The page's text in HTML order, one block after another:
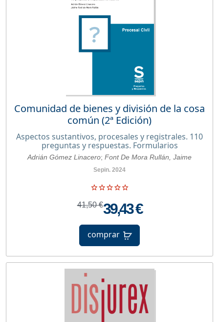
Comunidad de bienes y división de la cosa
común (2ª Edición)
Aspectos sustantivos, procesales y registrales. 110
preguntas y respuestas. Formularios
Adrián Gómez Linacero; Font De Mora Rullán, Jaime
Sepin. 2024
41,50 €39,43 €
comprar